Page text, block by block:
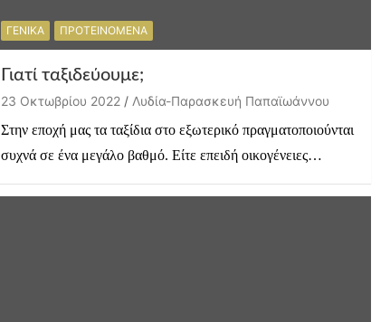
ΓΕΝΙΚΑ ΠΡΟΤΕΙΝΟΜΕΝΑ
Γιατί ταξιδεύουμε;
23 Οκτωβρίου 2022
Λυδία-Παρασκευή Παπαϊωάννου
Στην εποχή μας τα ταξίδια στο εξωτερικό πραγματοποιούνται
συχνά σε ένα μεγάλο βαθμό. Είτε επειδή οικογένειες…